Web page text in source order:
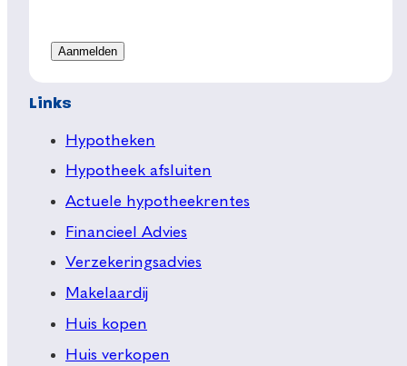
Links
Hypotheken
Hypotheek afsluiten
Actuele hypotheekrentes
Financieel Advies
Verzekeringsadvies
Makelaardij
Huis kopen
Huis verkopen